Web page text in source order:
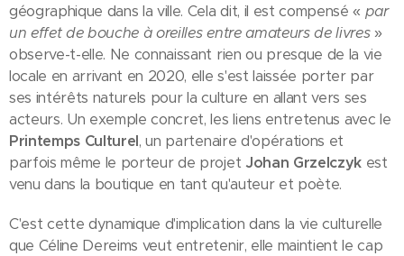
géographique dans la ville. Cela dit, il est compensé « par
un effet de bouche à oreilles entre amateurs de livres»
observe-t-elle. Ne connaissant rien ou presque de la vie
locale en arrivant en 2020, elle s'est laissée porter par
ses intérêts naturels pour la culture en allant vers ses
acteurs. Un exemple concret, les liens entretenus avec le
Printemps Culturel, un partenaire d'opérations et
parfois même le porteur de projet Johan Grzelczykest
venu dans la boutique en tant qu'auteur et poète.
C'est cette dynamique d'implication dans la vie culturelle
que Céline Dereims veut entretenir, elle maintient le cap